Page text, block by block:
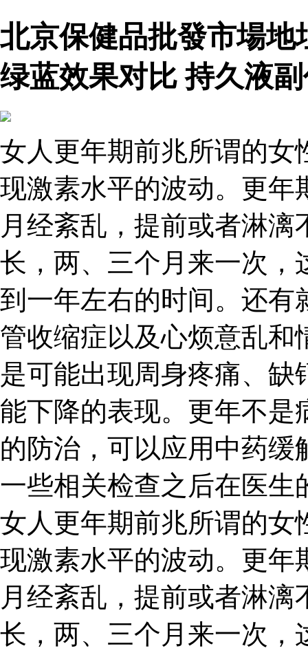
北京保健品批發市場
绿蓝效果对比 持久液
女人更年期前兆所谓的女
现激素水平的波动。更年
月经紊乱，提前或者淋
长，两、三个月来一次，
到一年左右的时间。还有
管收缩症以及心烦意乱和
是可能出现周身疼痛、
能下降的表现。更年不是
的防治，可以应用中药
一些相关检查之后在医生
女人更年期前兆所谓的女
现激素水平的波动。更年
月经紊乱，提前或者淋
长，两、三个月来一次，